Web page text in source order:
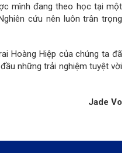
mình đang theo học tại một
cứu nên luôn trân trọng
Hoàng Hiệp của chúng ta đã
những trải nghiệm tuyệt vời
Jade Vo